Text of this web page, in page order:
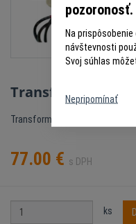
Transformátor
Transformátor LiftMaster 96 VA
77.00 € s DPH
ks
pozoronosť.
Na
návštevnosti
Svoj súhlas
Nepripomínať